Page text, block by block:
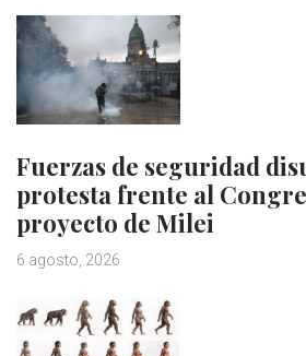
Fuerzas de seguridad
protesta frente al
proyecto de Milei
6 agosto, 2026